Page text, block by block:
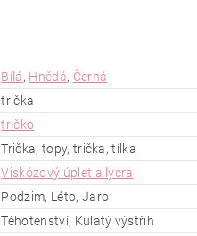
Bílá, Hnědá, Černá
trička
tričko
Trička, topy, trička, tílka
Viskózový úplet a lycra
Podzim, Léto, Jaro
Těhotenství, Kulatý výstřih